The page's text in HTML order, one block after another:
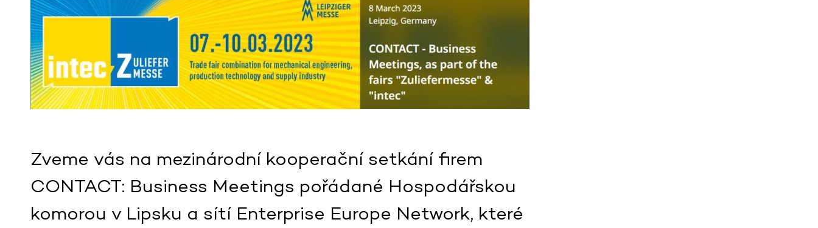
Zveme vás na mezinárodní kooperační setkání firem
CONTACT: Business Meetings pořádané Hospodářskou
komorou v Lipsku a sítí Enterprise Europe Network, které